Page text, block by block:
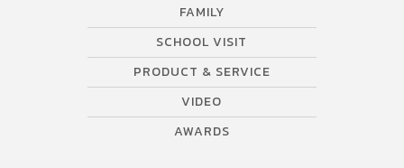
FAMILY
SCHOOL VISIT
PRODUCT & SERVICE
VIDEO
AWARDS